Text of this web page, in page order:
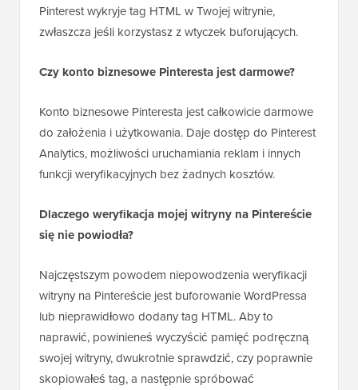
Pinterest wykryje tag HTML w Twojej witrynie,
zwłaszcza jeśli korzystasz z wtyczek buforujących.
Czy konto biznesowe Pinteresta jest darmowe?
Konto biznesowe Pinteresta jest całkowicie darmowe
do założenia i użytkowania. Daje dostęp do Pinterest
Analytics, możliwości uruchamiania reklam i innych
funkcji weryfikacyjnych bez żadnych kosztów.
Dlaczego weryfikacja mojej witryny na Pintereście
się nie powiodła?
Najczęstszym powodem niepowodzenia weryfikacji
witryny na Pintereście jest buforowanie WordPressa
lub nieprawidłowo dodany tag HTML. Aby to
naprawić, powinieneś wyczyścić pamięć podręczną
swojej witryny, dwukrotnie sprawdzić, czy poprawnie
skopiowałeś tag, a następnie spróbować